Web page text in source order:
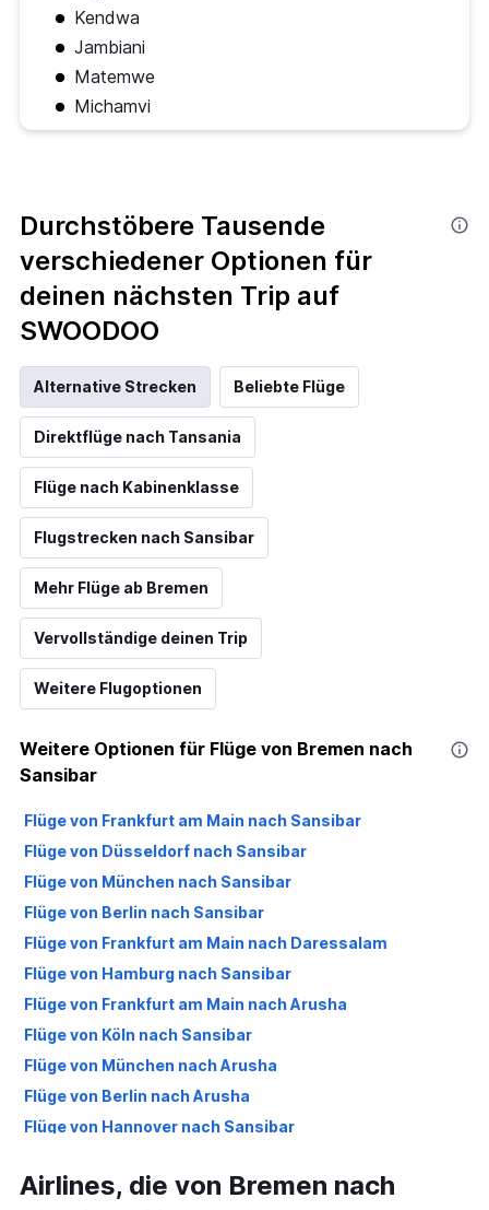
Kendwa
Jambiani
Matemwe
Michamvi
Durchstöbere Tausende
verschiedener Optionen für
deinen nächsten Trip auf
SWOODOO
Alternative Strecken Beliebte Flüge
Direktflüge nach Tansania
Flüge nach Kabinenklasse
Flugstrecken nach Sansibar
Mehr Flüge ab Bremen
Vervollständige deinen Trip
Weitere Flugoptionen
Weitere Optionen für Flüge von Bremen nach
Sansibar
Flüge von Frankfurt am Main nach Sansibar
Flüge von Düsseldorf nach Sansibar
Flüge von München nach Sansibar
Flüge von Berlin nach Sansibar
Flüge von Frankfurt am Main nach Daressalam
Flüge von Hamburg nach Sansibar
Flüge von Frankfurt am Main nach Arusha
Flüge von Köln nach Sansibar
Flüge von München nach Arusha
Flüge von Berlin nach Arusha
Flüge von Hannover nach Sansibar
Flüge von Düsseldorf nach Arusha
Airlines, die von Bremen nach